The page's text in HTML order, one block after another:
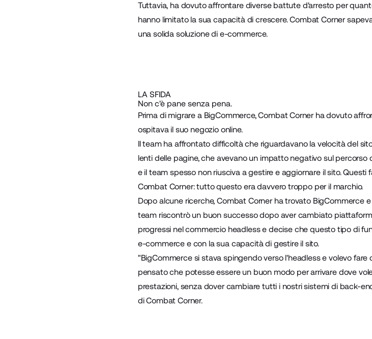
Tuttavia, ha dovuto affrontare diverse battute d'arresto per
hanno limitato la sua capacità di crescere. Combat Corner
una solida soluzione di e-commerce.
LA SFIDA
Non c'è pane senza pena.
Prima di migrare a BigCommerce, Combat Corner ha dovuto
ospitava il suo negozio online.
Il team ha affrontato difficoltà che riguardavano la velocità del
lenti delle pagine, che avevano un impatto negativo sul
e il team spesso non riusciva a gestire e aggiornare il sito.
Combat Corner: tutto questo era davvero troppo per il marchio.
Dopo alcune ricerche, Combat Corner ha trovato BigCommerce
team riscontrò un buon successo dopo aver cambiato
progressi nelcommercio headlesse decise che questo tipo di
e-commerce e con la sua capacità di gestire il sito.
"BigCommerce si stava spingendo verso l'headless e volevo fare
pensato che potesse essere un buon modo per arrivare dove
prestazioni, senza dover cambiare tutti i nostri sistemi di back-
di Combat Corner.